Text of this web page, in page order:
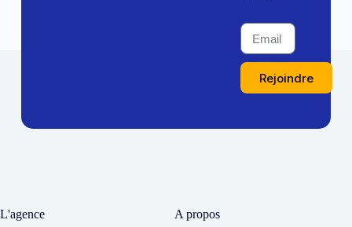
Rejoindre
L'agence A propos